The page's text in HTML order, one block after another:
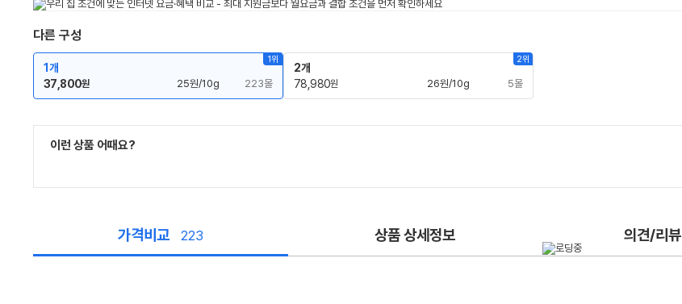
다른 구성
1위
1개
37,800원 25원/10g 223몰
2위
2개
78,980원 26원/10g 5몰
이런 상품 어때요?
가격비교 223 상품 상세정보 의견/리뷰